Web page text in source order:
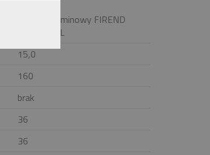
System kominowy FIREND
UNIVERSAL
15,0
160
brak
36
36